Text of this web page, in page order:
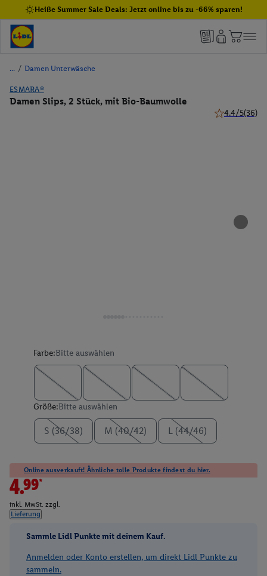
Heiße Summer Sale Deals: Jetzt online bis zu -66% sparen!
/ Damen Unterwäsche
ESMARA®
Damen Slips, 2 Stück, mit Bio-Baumwolle
4.4/5(36)
Farbe:Bitte auswählen
Größe:Bitte auswählen
S (36/38) M (40/42) L (44/46)
Online ausverkauft! Ähnliche tolle Produkte findest du hier.
4.99*
inkl. MwSt. zzgl.
Lieferung
Sammle Lidl Punkte mit deinem Kauf.
Anmelden oder Konto erstellen, um direkt Lidl Punkte zu
sammeln.